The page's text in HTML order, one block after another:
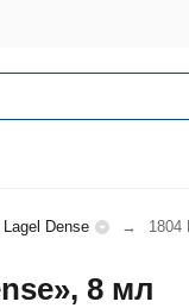
Lagel Dense 1804
8 мл